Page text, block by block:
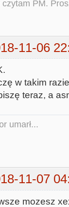
czytam PM.
11-06
w takim
teraz, a
umarł...
11-07
mozesz